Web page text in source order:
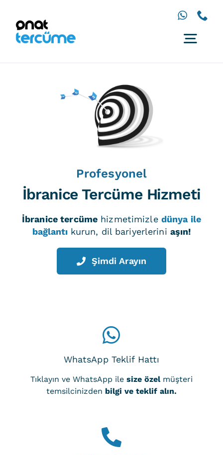
Diller
Hizmetler
Çözümler
Profesyonel
İbranice Tercüme Hizmeti
İbranice tercüme hizmetimizle dünya ile
bağlantı kurun, dil bariyerlerini aşın!
Şimdi Arayın
WhatsApp Teklif Hattı
Tıklayın ve WhatsApp ile size özelmüşteri
temsilcinizden bilgi ve teklif alın.